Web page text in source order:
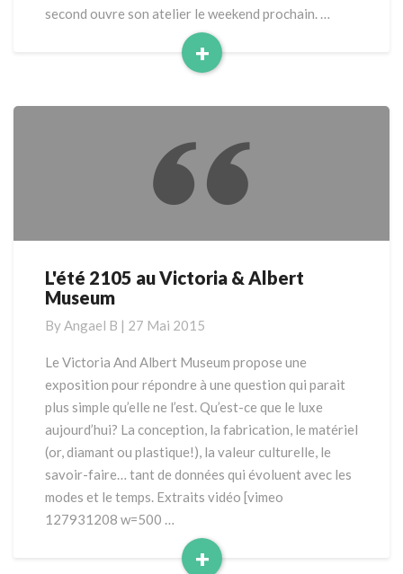
second ouvre son atelier le weekend prochain. …
+
Read
L'été
2105
Victoria
&
Museum
L'été 2105 au Victoria & Albert
Museum
ByAngael B | 27 Mai 2015
Le Victoria And Albert Museum propose une
exposition pour répondre à une question qui parait
plus simple qu’elle ne l’est. Qu’est-ce que le luxe
aujourd’hui? La conception, la fabrication, le matériel
(or, diamant ou plastique!), la valeur culturelle, le
savoir-faire… tant de données qui évoluent avec les
modes et le temps. Extraits vidéo [vimeo
127931208 w=500 …
+